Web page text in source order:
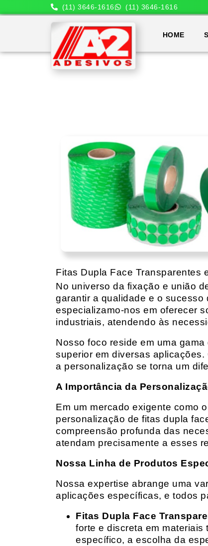
(11) 3646-1616 (11) 3646-1616
HOME
Fitas Dupla Face Transparentes
No universo da fixação e união
garantir a qualidade e o sucesso
especializamo-nos em oferecer
industriais, atendendo às
Nosso foco reside em uma
superior em diversas
a personalização se torna um
A Importância da
Em um mercado exigente como
personalização de fitas dupla
compreensão profunda das
atendam precisamente a esses
Nossa Linha de Produtos
Nossa expertise abrange uma
aplicações específicas, e todos
Fitas Dupla Face
forte e discreta em
específico, a escolha da